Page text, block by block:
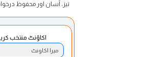
تیز، آسان اور محفوظ
اکاؤنٹ منتخب
میرا اکاونٹ